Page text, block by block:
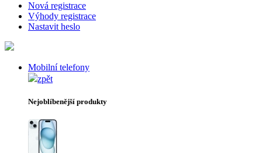
Nová registrace
Výhody registrace
Nastavit heslo
Mobilní telefony
zpět
Nejoblíbenější produkty